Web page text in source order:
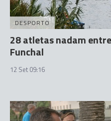
DESPORTO
28 atletas nadam
Funchal
12 Set 09:16